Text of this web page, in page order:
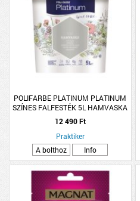
POLIFARBE PLATINUM PLATINUM
SZÍNES FALFESTÉK 5L HAMVASKA
H20
12 490 Ft
Praktiker
A bolthoz
Info